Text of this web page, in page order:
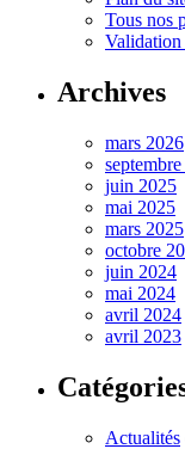
Tous nos
Validation
Archives
mars 2026
juin 2025
mai 2025
mars 2025
octobre
juin 2024
mai 2024
avril 2024
avril 2023
Actualités